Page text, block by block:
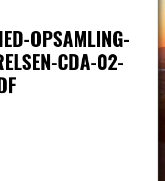
OPSAMLING-
CDA-02-